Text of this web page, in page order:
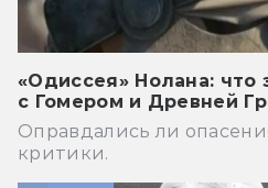
«Одиссея» Нолана: что
с Гомером и Древней
Оправдались ли
критики.